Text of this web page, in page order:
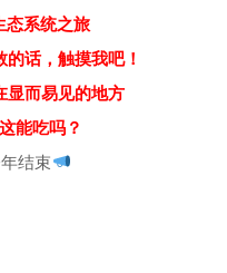
态系统之旅
话，触摸我吧！
而易见的地方
能吃吗？
结束